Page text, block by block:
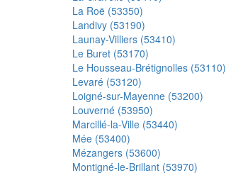
La Roë (53350)
Landivy (53190)
Launay-Villiers (53410)
Le Buret (53170)
Le Housseau-Brétignolles (53110)
Levaré (53120)
Loigné-sur-Mayenne (53200)
Louverné (53950)
Marcillé-la-Ville (53440)
Mée (53400)
Mézangers (53600)
Montigné-le-Brillant (53970)